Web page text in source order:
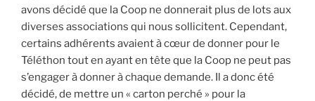
avons décidé que la Coop ne donnerait plus de lots aux
diverses associations qui nous sollicitent. Cependant,
certains adhérents avaient à cœur de donner pour le
Téléthon tout en ayant en tête que la Coop ne peut pas
s’engager à donner à chaque demande. Il a donc été
décidé, de mettre un « carton perché » pour la